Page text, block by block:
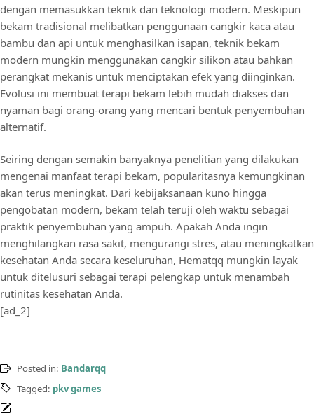
dengan memasukkan teknik dan teknologi modern. Meskipun
bekam tradisional melibatkan penggunaan cangkir kaca atau
bambu dan api untuk menghasilkan isapan, teknik bekam
modern mungkin menggunakan cangkir silikon atau bahkan
perangkat mekanis untuk menciptakan efek yang diinginkan.
Evolusi ini membuat terapi bekam lebih mudah diakses dan
nyaman bagi orang-orang yang mencari bentuk penyembuhan
alternatif.
Seiring dengan semakin banyaknya penelitian yang dilakukan
mengenai manfaat terapi bekam, popularitasnya kemungkinan
akan terus meningkat. Dari kebijaksanaan kuno hingga
pengobatan modern, bekam telah teruji oleh waktu sebagai
praktik penyembuhan yang ampuh. Apakah Anda ingin
menghilangkan rasa sakit, mengurangi stres, atau meningkatkan
kesehatan Anda secara keseluruhan, Hematqq mungkin layak
untuk ditelusuri sebagai terapi pelengkap untuk menambah
rutinitas kesehatan Anda.
[ad_2]
Posted in: Bandarqq
Tagged: pkv games